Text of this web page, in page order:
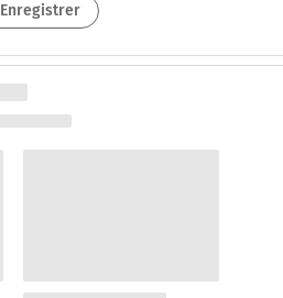
Enregistrer